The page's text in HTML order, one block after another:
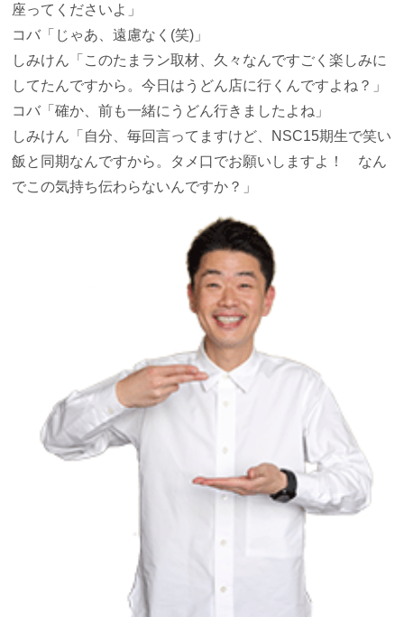
座ってくださいよ」
コバ 「じゃあ、遠慮なく(笑)」
しみけん 「このたまラン取材、久々なんですごく楽しみに
してたんですから。今日はうどん店に行くんですよね？」
コバ 「確か、前も一緒にうどん行きましたよね」
しみけん 「自分、毎回言ってますけど、NSC15期生で笑い
飯と同期なんですから。タメ口でお願いしますよ！ なん
でこの気持ち伝わらないんですか？」